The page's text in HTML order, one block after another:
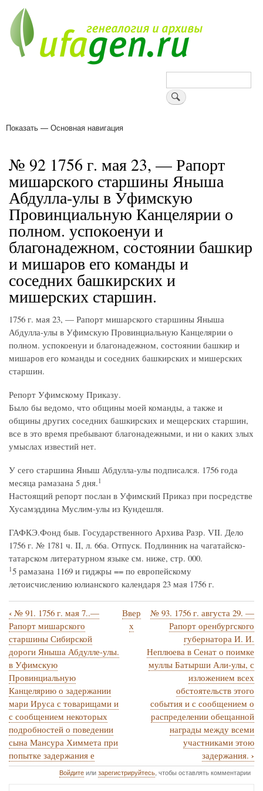
основному
содержанию
Поиск
Основная
Показать — Основная навигация
№ 92 1756 г. мая 23, — Рапорт
мишарского старшины Яныша
Абдулла-улы в Уфимскую
Провинциальную Канцелярии о
полном. успокоенуи и
благонадежном, состоянии башкир
и мишаров его команды и
соседних башкирских и
мишерских старшин.
1756 г. мая 23, — Рапорт мишарского старшины Яныша
Абдулла-улы в Уфимскую Провинциальную Канцелярии о
полном. успокоенуи и благонадежном, состоянии башкир и
мишаров его команды и соседних башкирских и мишерских
старшин.
Репорт Уфимскому Приказу.
Было бы ведомо, что общины моей команды, а также и
общины других соседних башкирских и мещерских старшин,
все в это время пребывают благонадежными, и ни о каких злых
умыслах известий нет.
У сего старшина Яныш Абдулла-улы подписался. 1756 года
месяца рамазана 5 дня. 1
Настоящий репорт послан в Уфимский Приказ при посредстве
Хусамэддина Муслим-улы из Кундешля.
ГАФКЭ.Фонд быв. Государственного Архива Разр. VII. Дело
1756 г. № 1781 ч. II, л. 66а. Отпуск. Подлинник на чагатайско-
татарском литературном языке см. ниже, стр. 000.
15 рамазана 1169 и гиджры == по европейскому
летоисчислению юлианского календаря 23 мая 1756 г.
Перекрёстные
ссылки
книги
для
№
92
1756
г.
мая
‹ № 91. 1756 г. мая 7..—
Рапорт мишарского
старшины Сибирской
дороги Яныша Абдулле-улы.
в Уфимскую
Провинциальную
Канцелярию о задержании
мари Ируса с товарищами и
с сообщением некоторых
подробностей о поведении
сына Мансура Химмета при
попытке задержания е
Ввер
х
№ 93. 1756 г. августа 29. —
Рапорт оренбургского
губернатора И. И.
Неплюева в Сенат о поимке
муллы Батырши Али-улы, с
изложением всех
обстоятельств этого
события и с сообщением о
распределении обещанной
награды между всеми
участниками этою
задержания. ›
Войдитеилизарегистрируйтесь, чтобы оставлять комментарии